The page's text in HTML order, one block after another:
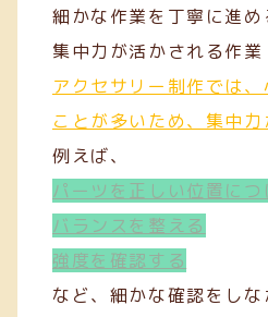
細かな作業を丁寧に進め
集中力が活かされる作業
アクセサリー制作では
ことが多いため、集中力
例えば、
パーツを正しい位置につ
バランスを整える
強度を確認する
など、細かな確認をし